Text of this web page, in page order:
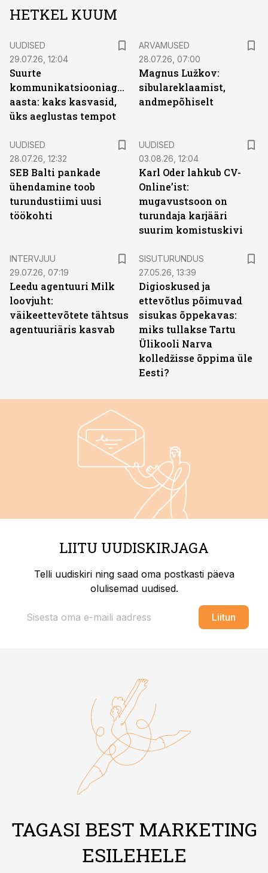
HETKEL KUUM
UUDISED
29.07.26, 12:04
Suurte
kommunikatsiooniagentuuride
aasta: kaks kasvasid,
üks aeglustas tempot
ARVAMUSED
28.07.26, 07:00
Magnus Lužkov:
sibulareklaamist,
andmepõhiselt
UUDISED
28.07.26, 12:32
SEB Balti pankade
ühendamine toob
turundustiimi uusi
töökohti
UUDISED
03.08.26, 12:04
Karl Oder lahkub CV-
Online’ist:
mugavustsoon on
turundaja karjääri
suurim komistuskivi
INTERVJUU
29.07.26, 07:19
Leedu agentuuri Milk
loovjuht:
väikeettevõtete tähtsus
agentuuriäris kasvab
SISUTURUNDUS
27.05.26, 13:39
Digioskused ja
ettevõtlus põimuvad
sisukas õppekavas:
miks tullakse Tartu
Ülikooli Narva
kolledžisse õppima üle
Eesti?
LIITU UUDISKIRJAGA
Telli uudiskiri ning saad oma postkasti päeva
olulisemad uudised.
Liitun
TAGASI BEST MARKETING
ESILEHELE